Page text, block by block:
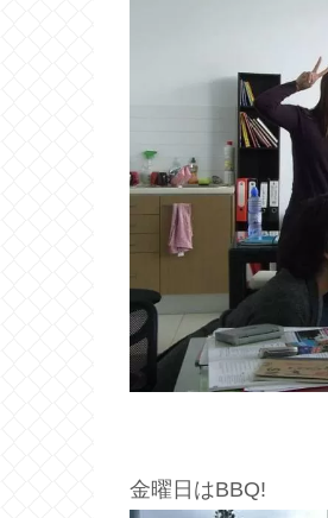
金曜日はBBQ!